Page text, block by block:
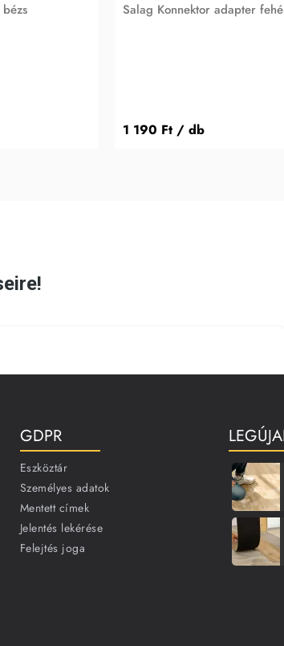
Salag Konnektor adapter
1 190 Ft / db
GDPR
Eszköztár
Személyes adatok
Mentett címek
Jelentés lekérése
Felejtés joga